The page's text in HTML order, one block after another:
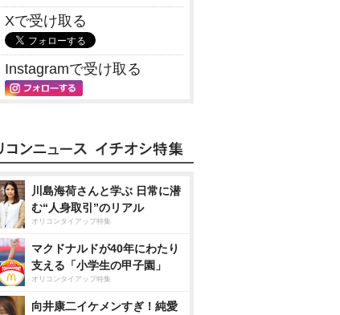
Xで受け取る
Instagramで受け取る
川島海荷さんと学ぶ 日常に潜
む“人身取引”のリアル
オリコンタイアップ特集
マクドナルドが40年にわたり
支える「小学生の甲子園」
オリコンタイアップ特集
向井康二イケメンすぎ！純愛